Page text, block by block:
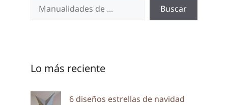
Buscar
Lo más reciente
6 diseños estrellas de navidad